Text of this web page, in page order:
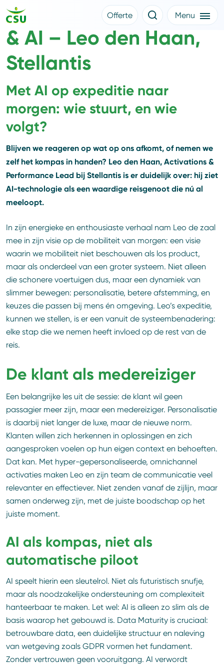
Meer CSU
Nieuws
Klantverhalen
Over CSU
Medewerkers
CSU Login
Offerte aanvragen
Offerte Menu
1. Duurzame mobiliteit
& AI – Leo den Haan,
Stellantis
Met AI op expeditie naar
morgen: wie stuurt, en wie
volgt?
Blijven we reageren op wat op ons afkomt, of nemen we
zelf het kompas in handen? Leo den Haan, Activations &
Performance Lead bij Stellantis is er duidelijk over: hij ziet
AI-technologie als een waardige reisgenoot die nú al
meeloopt.
In zijn energieke en enthousiaste verhaal nam Leo de zaal
mee in zijn visie op de mobiliteit van morgen: een visie
waarin we mobiliteit niet beschouwen als los product,
maar als onderdeel van een groter systeem. Niet alleen
die schonere voertuigen dus, maar een dynamiek van
slimmer bewegen: personalisatie, betere afstemming, en
keuzes die passen bij mens én omgeving. Leo’s expeditie,
kunnen we stellen, is er een vanuit de systeembenadering:
elke stap die we nemen heeft invloed op de rest van de
reis.
De klant als medereiziger
Een belangrijke les uit de sessie: de klant wil geen
passagier meer zijn, maar een medereiziger. Personalisatie
is daarbij niet langer de luxe, maar de nieuwe norm.
Klanten willen zich herkennen in oplossingen en zich
aangesproken voelen op hun eigen context en behoeften.
Dat kan. Met hyper-gepersonaliseerde, omnichannel
activaties maken Leo en zijn team de communicatie veel
relevanter en effectiever. Niet zenden vanaf de zijlijn, maar
samen onderweg zijn, met de juiste boodschap op het
juiste moment.
AI als kompas, niet als
automatische piloot
AI speelt hierin een sleutelrol. Niet als futuristisch snufje,
maar als noodzakelijke ondersteuning om complexiteit
hanteerbaar te maken. Let wel: AI is alleen zo slim als de
basis waarop het gebouwd is. Data Maturity is cruciaal:
betrouwbare data, een duidelijke structuur en naleving
van wetgeving zoals GDPR vormen het fundament.
Zonder vertrouwen geen vooruitgang. AI verwordt